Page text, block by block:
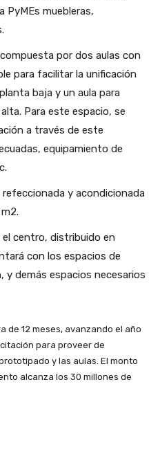
PyMEs muebleras,
por dos aulas con
para facilitar la unificación
baja y un aula para
Para este espacio, se
a través de este
equipamiento de
refeccionada y acondicionada
centro, distribuido en
con los espacios de
y demás espacios necesarios
de 12 meses, avanzando el año
para proveer de
y las aulas. El monto
alcanza los 30 millones de